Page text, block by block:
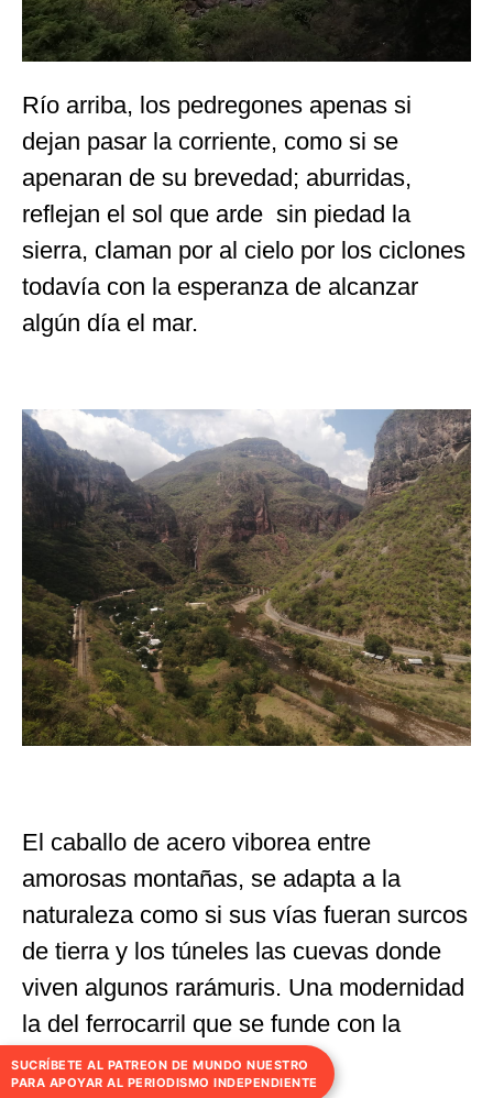
Río arriba, los pedregones apenas si
dejan pasar la corriente, como si se
apenaran de su brevedad; aburridas,
reflejan el sol que arde sin piedad la
sierra, claman por al cielo por los ciclones
todavía con la esperanza de alcanzar
algún día el mar.
El caballo de acero viborea entre
amorosas montañas, se adapta a la
naturaleza como si sus vías fueran surcos
de tierra y los túneles las cuevas donde
viven algunos rarámuris. Una modernidad
la del ferrocarril que se funde con la
naturaleza.
SUCRÍBETE AL PATREON DE MUNDO NUESTRO
PARA APOYAR AL PERIODISMO INDEPENDIENTE